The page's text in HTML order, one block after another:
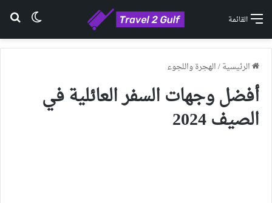
القائمة
الرئيسية/الهجرة واللجوء
أفضل وجهات السفر العائلية في
الصيف 2024